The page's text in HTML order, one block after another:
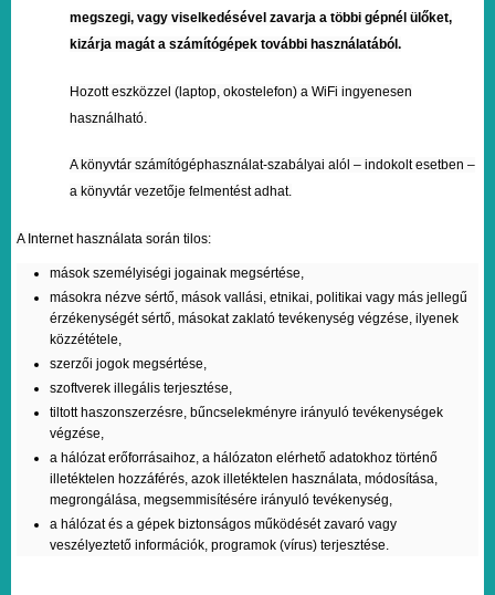
megszegi, vagy viselkedésével zavarja a többi gépnél ülőket,
kizárja magát a számítógépek további használatából.
Hozott eszközzel (laptop, okostelefon) a WiFi ingyenesen
használható.
A könyvtár számítógéphasználat-szabályai alól – indokolt esetben –
a könyvtár vezetője felmentést adhat.
A Internet használata során tilos:
mások személyiségi jogainak megsértése,
másokra nézve sértő, mások vallási, etnikai, politikai vagy más jellegű
érzékenységét sértő, másokat zaklató tevékenység végzése, ilyenek
közzététele,
szerzői jogok megsértése,
szoftverek illegális terjesztése,
tiltott haszonszerzésre, bűncselekményre irányuló tevékenységek
végzése,
a hálózat erőforrásaihoz, a hálózaton elérhető adatokhoz történő
illetéktelen hozzáférés, azok illetéktelen használata, módosítása,
megrongálása, megsemmisítésére irányuló tevékenység,
a hálózat és a gépek biztonságos működését zavaró vagy
veszélyeztető információk, programok (vírus) terjesztése.